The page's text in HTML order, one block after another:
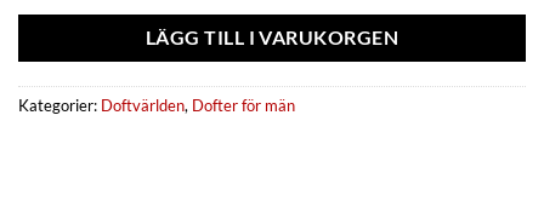
LÄGG TILL I VARUKORGEN
Kategorier: Doftvärlden, Dofter för män